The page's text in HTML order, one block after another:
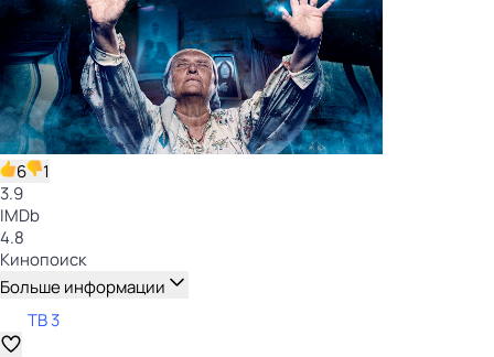
6
1
3.9
IMDb
4.8
Кинопоиск
Больше информации
ТВ 3